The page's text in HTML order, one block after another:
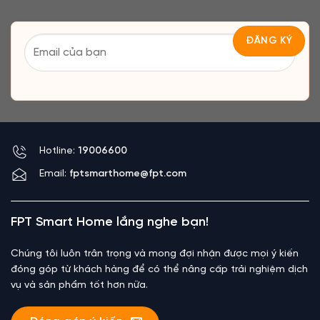
Hotline: 19006600
Email: fptsmarthome@fpt.com
FPT Smart Home lắng nghe bạn!
Chúng tôi luôn trân trọng và mong đợi nhận được mọi ý kiến
đóng góp từ khách hàng để có thể nâng cấp trải nghiệm dịch
vụ và sản phẩm tốt hơn nữa.